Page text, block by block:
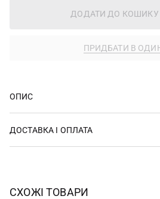
ДОДАТИ ДО КОШИКУ
ПРИДБАТИ В
ОПИС
ДОСТАВКА І ОПЛАТА
СХОЖІ ТОВАРИ